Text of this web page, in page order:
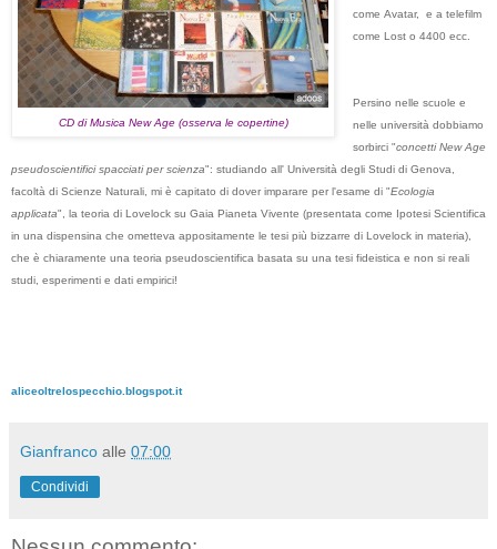
CD di Musica New Age (osserva le copertine)
come Avatar, e a telefilm
come Lost o 4400 ecc.
Persino nelle scuole e
nelle università dobbiamo
sorbirci "concetti New Age
pseudoscientifici spacciati per scienza": studiando all' Università degli Studi di Genova,
facoltà di Scienze Naturali, mi è capitato di dover imparare per l'esame di "Ecologia
applicata", la teoria di Lovelock su Gaia Pianeta Vivente (presentata come Ipotesi Scientifica
in una dispensina che ometteva appositamente le tesi più bizzarre di Lovelock in materia),
che è chiaramente una teoria pseudoscientifica basata su una tesi fideistica e non si reali
studi, esperimenti e dati empirici!
aliceoltrelospecchio.blogspot.it
Gianfranco alle 07:00
Condividi